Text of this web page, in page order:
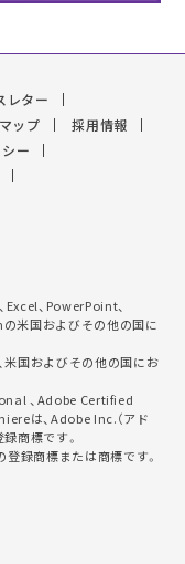
レター
ップ
採用情報
ー
、PowerPoint、
米国およびその他の国に
国およびその他の国にお
、Adobe Certified
は、Adobe Inc.（アド
商標です。
録商標または商標です。